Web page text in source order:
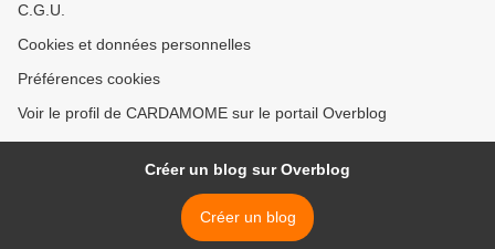
C.G.U.
Cookies et données personnelles
Préférences cookies
Voir le profil de CARDAMOME sur le portail Overblog
Créer un blog sur Overblog
Créer un blog